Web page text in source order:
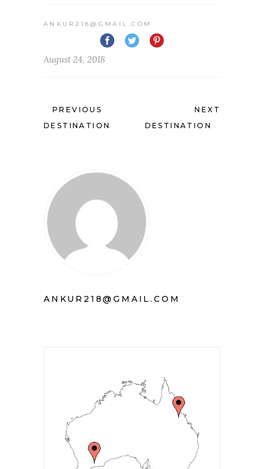
ANKUR218@GMAIL.COM
August 24, 2018
PREVIOUS
DESTINATION
NEXT
DESTINATION
ANKUR218@GMAIL.COM